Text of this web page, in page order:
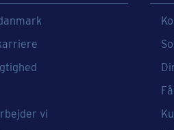
vi